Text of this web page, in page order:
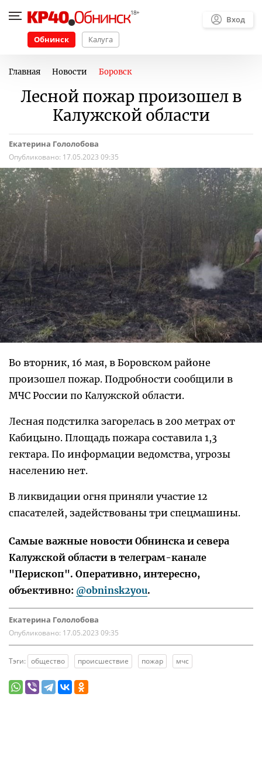
Обнинск Калуга
Вход
Главная Новости Боровск
Лесной пожар произошел в
Калужской области
Екатерина Гололобова
Опубликовано: 17.05.2023 09:35
Во вторник, 16 мая, в Боровском районе
произошел пожар. Подробности сообщили в
МЧС России по Калужской области.
Лесная подстилка загорелась в 200 метрах от
Кабицыно. Площадь пожара составила 1,3
гектара. По информации ведомства, угрозы
населению нет.
В ликвидации огня приняли участие 12
спасателей, задействованы три спецмашины.
Самые важные новости Обнинска и севера
Калужской области в телеграм-канале
"Перископ". Оперативно, интересно,
объективно: @obninsk2you.
Екатерина Гололобова
Опубликовано: 17.05.2023 09:35
Тэги: общество происшествие пожар мчс